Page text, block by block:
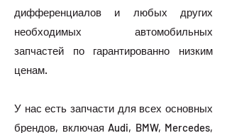
дифференциалов и любых других
необходимых автомобильных
запчастей по гарантированно низким
ценам.
У нас есть запчасти для всех основных
брендов, включая Audi, BMW, Mercedes,